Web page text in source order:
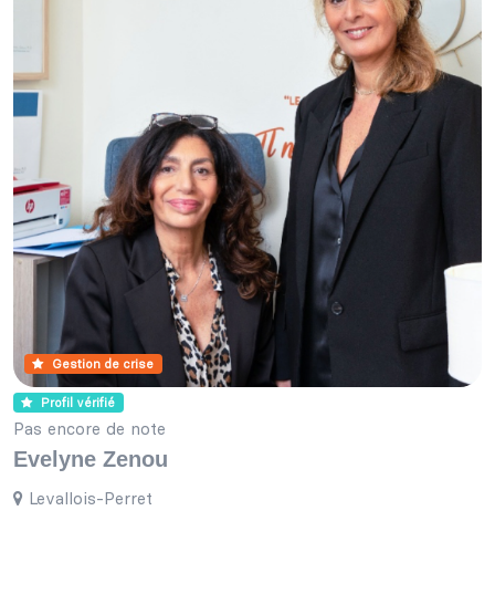
Gestion de crise
Profil vérifié
Pas encore de note
Evelyne Zenou
Levallois-Perret